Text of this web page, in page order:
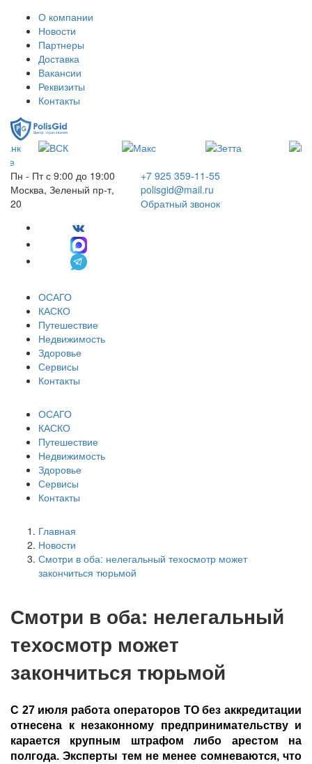
О компании
Новости
Партнеры
Доставка
Вакансии
Реквизиты
Контакты
Пн - Пт с 9:00 до 19:00
Москва, Зеленый пр-т,
20
+7 925 359-11-55
polisgid@mail.ru
Обратный звонок
ОСАГО
КАСКО
Путешествие
Недвижимость
Здоровье
Сервисы
Контакты
ОСАГО
КАСКО
Путешествие
Недвижимость
Здоровье
Сервисы
Контакты
Главная
Новости
Смотри в оба: нелегальный техосмотр может
закончиться тюрьмой
Смотри в оба: нелегальный
техосмотр может
закончиться тюрьмой
С 27 июля работа операторов ТО без аккредитации
отнесена к незаконному предпринимательству и
карается крупным штрафом либо арестом на
полгода. Эксперты тем не менее сомневаются, что